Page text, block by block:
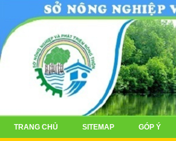
TRANG CHỦ SITEMAP GÓP Ý